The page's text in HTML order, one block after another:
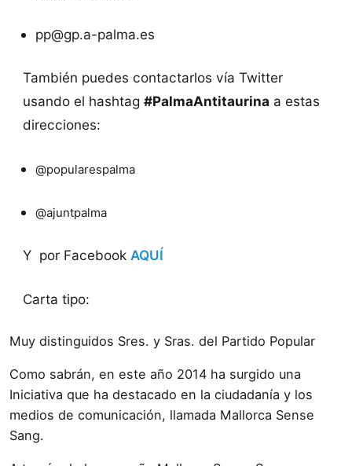
pp@gp.a-palma.es
También puedes contactarlos vía Twitter
usando el hashtag #PalmaAntitaurina a estas
direcciones:
@popularespalma
@ajuntpalma
Y por Facebook AQUÍ
Carta tipo:
Muy distinguidos Sres. y Sras. del Partido Popular
Como sabrán, en este año 2014 ha surgido una
Iniciativa que ha destacado en la ciudadanía y los
medios de comunicación, llamada Mallorca Sense
Sang.